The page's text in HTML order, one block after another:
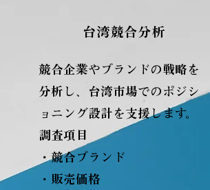
台湾競合分析
競合企業やブランドの戦略を
分析し、台湾市場でのポジシ
ョニング設計を支援します。
調査項目
・競合ブランド
・販売価格